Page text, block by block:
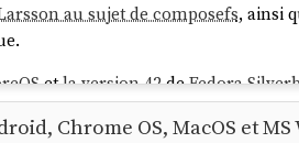
au sujet de composefs, ainsi
etla version 42deFedora
Chrome OS, MacOS et